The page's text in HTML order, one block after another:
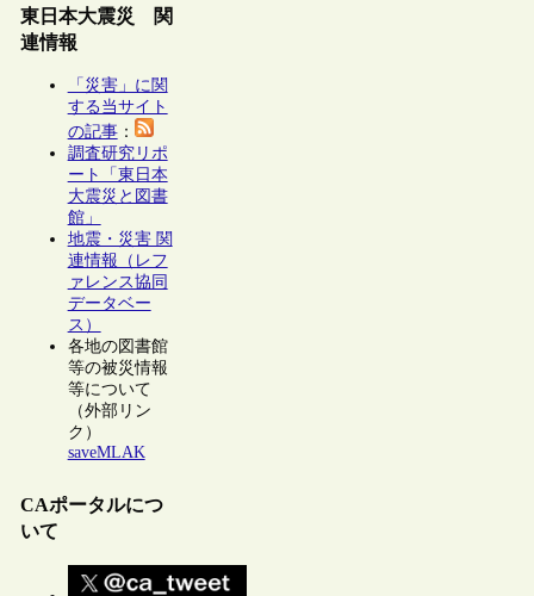
東日本大震災 関
連情報
「災害」に関
する当サイト
の記事：
調査研究リポ
ート「東日本
大震災と図書
館」
地震・災害 関
連情報（レフ
ァレンス協同
データベー
ス）
各地の図書館
等の被災情報
等について
（外部リン
ク）
saveMLAK
CAポータルにつ
いて